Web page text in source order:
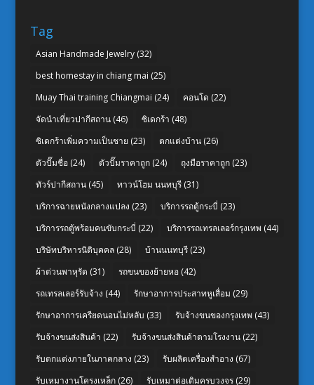
Tag
Asian Handmade Jewelry(32)
best homestay in chiang mai (25)
Muay Thai training Chiangmai (24) คอนโด (22)
จัดนำเที่ยวปากีสถาน(46) ซิเดกร้า (48)
ซิเดกร้าเพิ่มความเป็นชาย (23) ตกแต่งบ้าน(26)
ตัวปั๊มชื่อ(24) ตัวปั๊มราคาถูก(24) ถุงมือราคาถูก(23)
ทัวร์ปากีสถาน(45) ทาวน์โฮม นนทบุรี(31)
บริการฉายหนังกลางแปลง (23) บริการรถตู้กระบี่ (23)
บริการรถตู้พร้อมคนขับกระบี่ (22) บริการรถเทรลเลอร์กรุงเทพ (44)
บริษัทบริหารนิติบุคคล(28) บ้านนนทบุรี(23)
ผ้าต่วนพาหุรัด (31) รถขนของย้ายหอ(42)
รถเทรลเลอร์รับจ้าง (44) รักษาอาการประสาทหูเสื่อม (29)
รักษาอาการเครียดนอนไม่หลับ (33) รับจ้างขนของกรุงเทพ (43)
รับจ้างขนส่งสินค้า (22) รับจ้างขนส่งสินค้าตามโรงงาน(22)
รับตกแต่งภายในภาคกลาง (23) รับผลิตเครื่องสำอาง (67)
รับเหมางานโครงเหล็ก(26) รับเหมาต่อเติมครบวงจร(29)